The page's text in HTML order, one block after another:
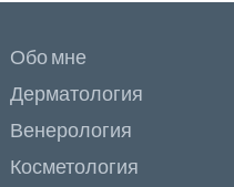
Обо мне
Дерматология
Венерология
Косметология